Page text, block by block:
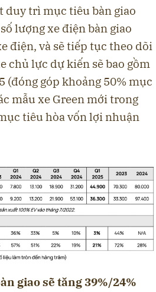
duy trì mục tiêu bàn giao
lượng xe điện bàn giao
điện, và sẽ tiếp tục theo dõi
chủ lực dự kiến sẽ bao gồm
(đóng góp khoảng 50% mục
mẫu xe Green mới trong
tiêu hòa vốn lợi nhuận
giao sẽ tăng 39%/24%